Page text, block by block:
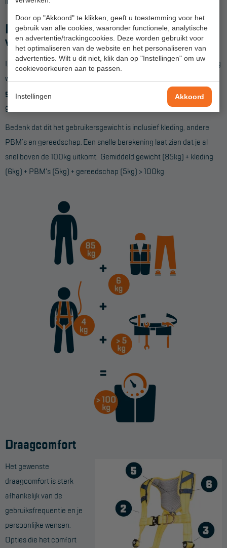
Door op "Akkoord" te klikken, geeft u toestemming voor het
gebruik van alle cookies, waaronder functionele, analytische
en advertentie/trackingcookies. Deze worden gebruikt voor
het optimaliseren van de website en het personaliseren van
advertenties. Wilt u dit niet, klik dan op "Instellingen" om uw
cookievoorkeuren aan te passen.
Instellingen Akkoord
Maximaal gebruikersgewicht
veiligheidsgordel
Let ook op het maximale gewicht waar een harnas voor gebruikt mag
worden. Gordels worden getest voor
gewichtsklassen
. Tot voor kort was een gewicht van 100kg
heel
gebruikelijk, maar steeds meer gordels zijn nu getest voor140kg.
Bedenk dat dit het gebruikersgewicht is inclusief kleding, andere
PBM’s en gereedschap. Een snelle berekening laat zien dat je al
snel boven de 100kg uitkomt. Gemiddeld gewicht (85kg) + kleding
(6kg) + PBM's (5kg) + gereedschap (5kg) > 100kg
Draagcomfort
Het gewenste
draagcomfort is sterk
afhankelijk van de
gebruiksfrequentie en je
persoonlijke wensen.
Opties die het comfort